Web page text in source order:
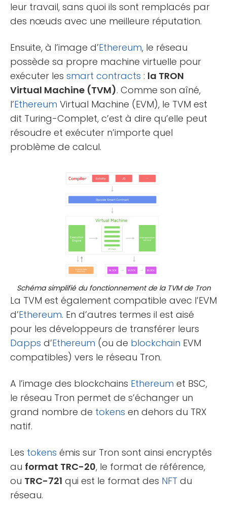
leur travail, sans quoi ils sont remplacés par
des nœuds avec une meilleure réputation.
Ensuite, à l’image d’Ethereum, le réseau
possède sa propre machine virtuelle pour
exécuter les smart contracts : la TRON
Virtual Machine (TVM). Comme son aîné,
l’Ethereum Virtual Machine (EVM), le TVM est
dit Turing-Complet, c’est à dire qu’elle peut
résoudre et exécuter n’importe quel
problème de calcul.
Schéma simplifié du fonctionnement de la TVM de Tron
La TVM est également compatible avec l’EVM
d’Ethereum. En d’autres termes il est aisé
pour les développeurs de transférer leurs
Dapps d’Ethereum (ou de blockchain EVM
compatibles) vers le réseau Tron.
A l’image des blockchains Ethereum et BSC,
le réseau Tron permet de s’échanger un
grand nombre de tokens en dehors du TRX
natif.
Les tokens émis sur Tron sont ainsi encryptés
au format TRC-20, le format de référence,
ou TRC-721 qui est le format des NFT du
réseau.